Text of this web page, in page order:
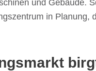
und Gebäude.
in Planung,